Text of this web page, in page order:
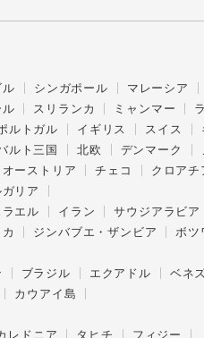
ル シンガポール マレーシア
ル スリランカ ミャンマー
ルトガル イギリス スイス
ルト三国 北欧 デンマーク
オーストリア チェコ クロアチ
リア
ラエル イラン サウジアラビア
ジンバブエ・ザンビア ボツ
ブラジル エクアドル
ベネ
カウアイ島
レドニア タヒチ フィジー